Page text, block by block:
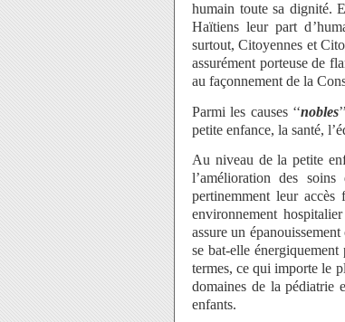
humain toute sa dignité.
Haïtiens leur part
surtout, Citoyennes et
assurément porteuse de
au façonnement de la
Parmi les causes ‘‘nobles
petite enfance, la santé,
Au niveau de la petite
l’amélioration des
pertinemment leur
environnement
assure un
se bat-elle
termes, ce qui importe le
domaines de la pédiatrie
enfants.